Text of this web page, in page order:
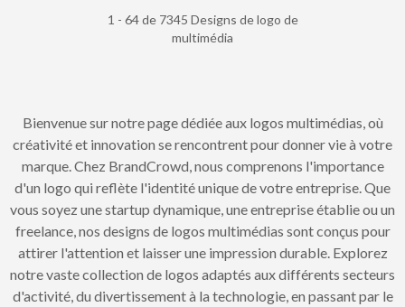
1 - 64 de 7345 Designs de logo de
multimédia
Bienvenue sur notre page dédiée aux logos multimédias, où
créativité et innovation se rencontrent pour donner vie à votre
marque. Chez BrandCrowd, nous comprenons l'importance
d'un logo qui reflète l'identité unique de votre entreprise. Que
vous soyez une startup dynamique, une entreprise établie ou un
freelance, nos designs de logos multimédias sont conçus pour
attirer l'attention et laisser une impression durable. Explorez
notre vaste collection de logos adaptés aux différents secteurs
d'activité, du divertissement à la technologie, en passant par le